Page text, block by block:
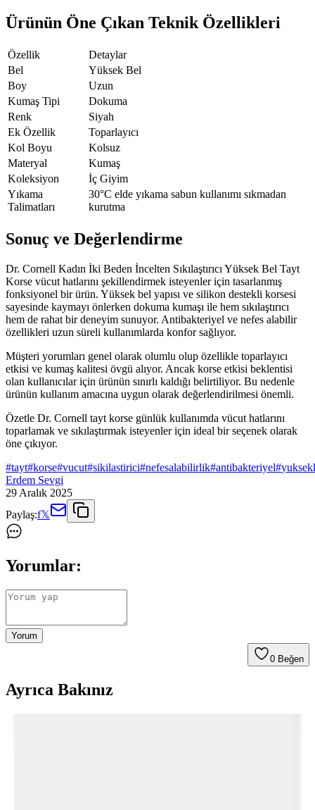
Ürünün Öne Çıkan Teknik Özellikleri
Özellik
Detaylar
Bel
Yüksek Bel
Boy
Uzun
Kumaş Tipi
Dokuma
Renk
Siyah
Ek Özellik
Toparlayıcı
Kol Boyu
Kolsuz
Materyal
Kumaş
Koleksiyon
İç Giyim
Yıkama
Talimatları
30°C elde yıkama sabun kullanımı sıkmadan
kurutma
Sonuç ve Değerlendirme
Dr. Cornell Kadın İki Beden İncelten Sıkılaştırıcı Yüksek Bel Tayt
Korse vücut hatlarını şekillendirmek isteyenler için tasarlanmış
fonksiyonel bir ürün. Yüksek bel yapısı ve silikon destekli korsesi
sayesinde kaymayı önlerken dokuma kumaşı ile hem sıkılaştırıcı
hem de rahat bir deneyim sunuyor. Antibakteriyel ve nefes alabilir
özellikleri uzun süreli kullanımlarda konfor sağlıyor.
Müşteri yorumları genel olarak olumlu olup özellikle toparlayıcı
etkisi ve kumaş kalitesi övgü alıyor. Ancak korse etkisi beklentisi
olan kullanıcılar için ürünün sınırlı kaldığı belirtiliyor. Bu nedenle
ürünün kullanım amacına uygun olarak değerlendirilmesi önemli.
Özetle Dr. Cornell tayt korse günlük kullanımda vücut hatlarını
toparlamak ve sıkılaştırmak isteyenler için ideal bir seçenek olarak
öne çıkıyor.
#tayt#korse#vucut#sikilastirici#nefesalabilirlik#antibakteriyel#
Erdem Sevgi
29 Aralık 2025
Paylaş:f𝕏
Yorumlar:
Yorum
0 Beğen
Ayrıca Bakınız